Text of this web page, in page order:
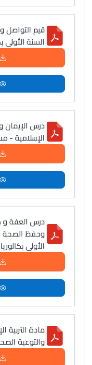
باش تقدر تساعد
يلقاو التوازن من
ومن الخارج، بشرى
أمسكين بنات
خطوة بخطوة -
القراية و
تقويم البصر مع
مريم الزواكي
مسار عبد العزيز
المبدع فمجال
النحت اللي
أكادير أوفلا
سقطت فالباك و
2011 بدّلاتني
إلياس أريدال، إطار
فمنظّمة دولية
مهنة التّرجمة،
التّطوّعي،
أشياء أخرى مع
سامورا
بطلة المغرب
الطولي، ملاك
كتحكي على
فالرّياضة و
قيم التواصل
السنة
درس الإيمان
الإسلامية - مستوى 1
درس العفة و
وحفظ الصحة
الأولى بكالوريا
مادة التربية
والتوعية